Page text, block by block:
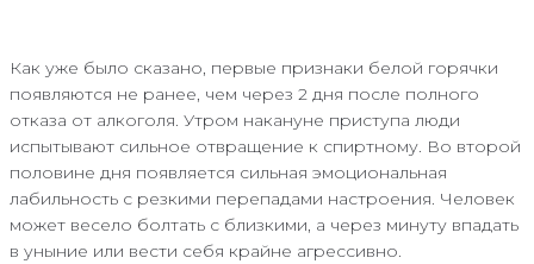
Как уже было сказано, первые признаки белой горячки
появляются не ранее, чем через 2 дня после полного
отказа от алкоголя. Утром накануне приступа люди
испытывают сильное отвращение к спиртному. Во второй
половине дня появляется сильная эмоциональная
лабильность с резкими перепадами настроения. Человек
может весело болтать с близкими, а через минуту впадать
в уныние или вести себя крайне агрессивно.